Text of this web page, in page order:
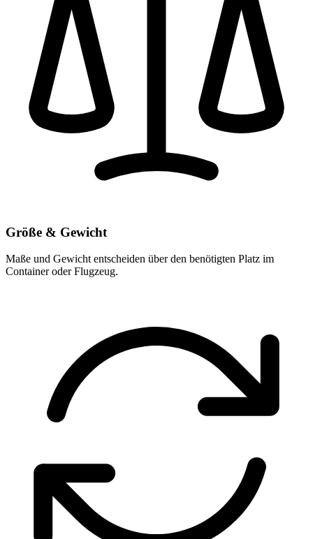
Größe & Gewicht
Maße und Gewicht entscheiden über den benötigten Platz im
Container oder Flugzeug.